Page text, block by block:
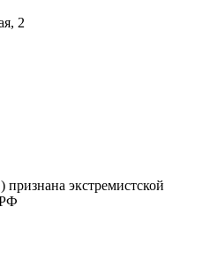
2
признана экстремистской